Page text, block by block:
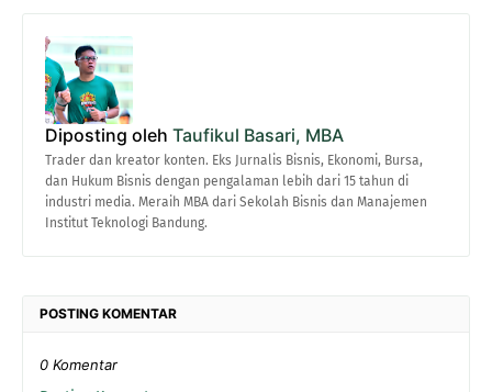
Diposting oleh Taufikul Basari, MBA
Trader dan kreator konten. Eks Jurnalis Bisnis, Ekonomi, Bursa,
dan Hukum Bisnis dengan pengalaman lebih dari 15 tahun di
industri media. Meraih MBA dari Sekolah Bisnis dan Manajemen
Institut Teknologi Bandung.
POSTING KOMENTAR
0 Komentar